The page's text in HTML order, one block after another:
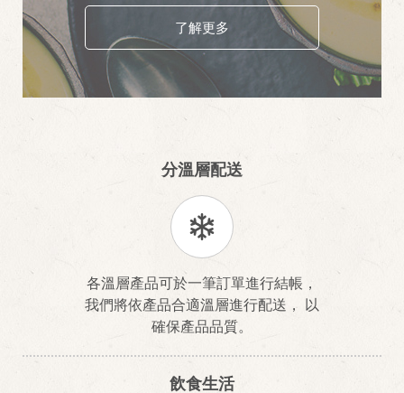
了解更多
分溫層配送
各溫層產品可於一筆訂單進行結帳，
我們將依產品合適溫層進行配送， 以
確保產品品質。
飲食生活